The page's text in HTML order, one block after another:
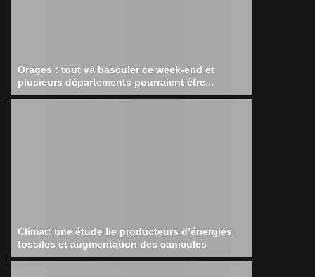
Orages : tout va basculer ce week-end et
plusieurs départements pourraient être...
Climat: une étude lie producteurs d’énergies
fossiles et augmentation des canicules